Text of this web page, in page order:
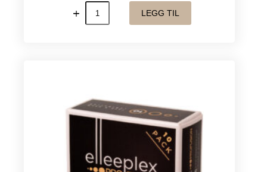
Elleebana
Gluestickers
(10stk)
LEGG TIL